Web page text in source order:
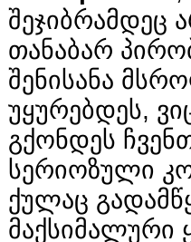
შეჯიბრამდეც
თანაბარ
შენისანა
უყურებდეს,
გქონდეს
სერიოზული
ქულაც
მაქსიმალური